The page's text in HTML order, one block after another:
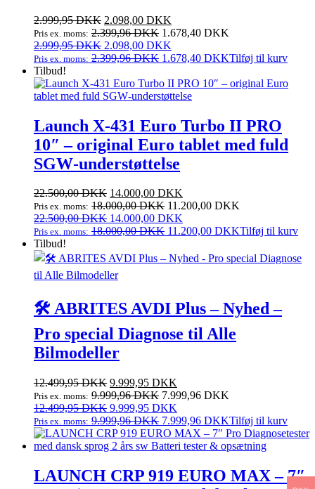
2.999,95DKK Den
oprindelige
pris
var:
2.098,00 DKK
aktuelle
er:
Pris ex. moms: 2.399,96DKK 1.678,40 DKK
2.999,95DKK Den
oprindelige
var:
2.999,95 DKK.
2.098,00 DKK
aktuelle
er:
2.098,00 DKK.
Pris ex. moms: 2.399,96DKK 1.678,40 DKKTilføj til kurv
Tilbud!
Launch X‑431 Euro Turbo II PRO
10″ – original Euro tablet med fuld
SGW‑understøttelse
22.500,00DKK Den
oprindelige
pris
var:
14.000,00 DKK
aktuelle
er:
Pris ex. moms: 18.000,00DKK 11.200,00 DKK
22.500,00DKK Den
oprindelige
var:
14.000,00 DKK
aktuelle
er:
Pris ex. moms: 18.000,00DKK 11.200,00 DKKTilføj til kurv
Tilbud!
🛠️ ABRITES AVDI Plus – Nyhed –
Pro special Diagnose til Alle
Bilmodeller
12.499,95DKK Den
oprindelige
pris
var:
12.499,95 DKK.
9.999,95 DKK
aktuelle
er:
9.999,95 DKK.
Pris ex. moms: 9.999,96DKK 7.999,96 DKK
12.499,95DKK Den
oprindelige
pris
var:
9.999,95 DKK
aktuelle
pris
er:
Pris ex. moms: 9.999,96DKK 7.999,96 DKKTilføj til kurv
LAUNCH CRP 919 EURO MAX – 7″